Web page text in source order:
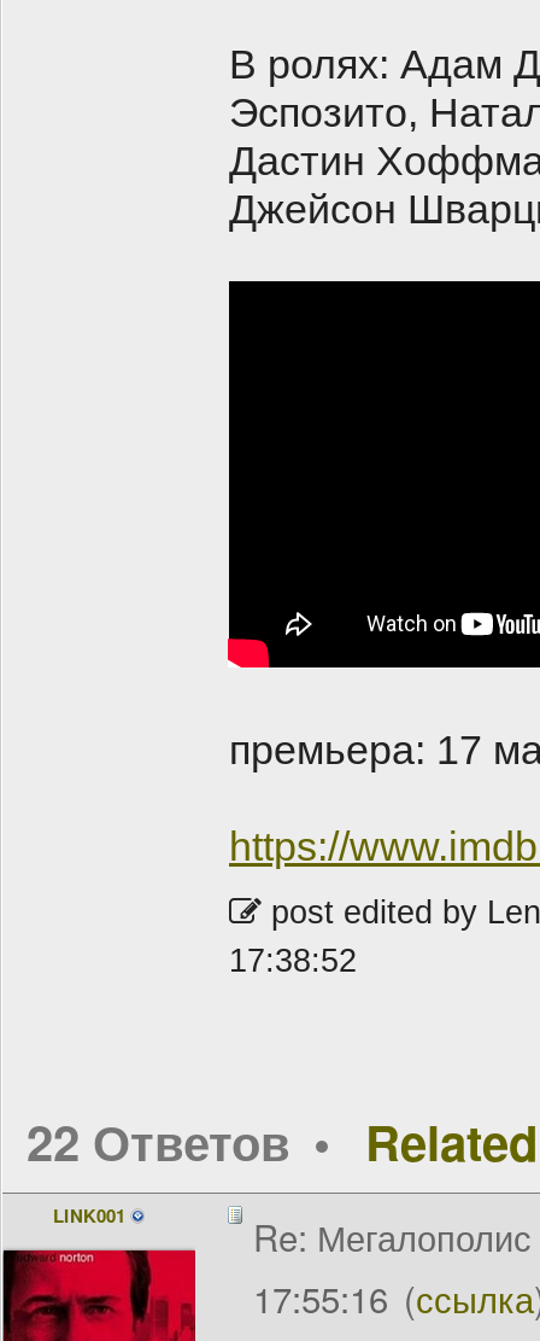
В ролях: Адам
Эспозито,
Дастин
Джейсон
премьера: 17
https://
post edited by
17:38:52
22 Ответов
LINK001
Re:
17:55:16 (ссылка